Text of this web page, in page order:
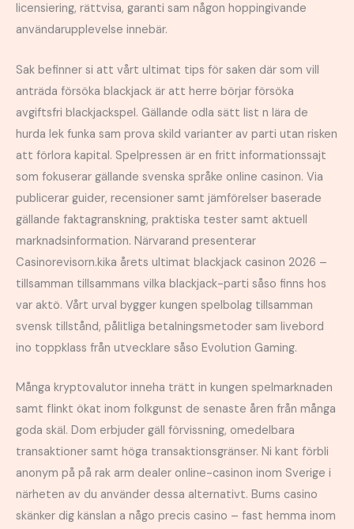
licensiering, rättvisa, garanti sam någon hoppingivande
användarupplevelse innebär.
Sak befinner si att vårt ultimat tips för saken där som vill
anträda försöka blackjack är att herre börjar försöka
avgiftsfri blackjackspel. Gällande odla sätt list n lära de
hurda lek funka sam prova skild varianter av parti utan risken
att förlora kapital. Spelpressen är en fritt informationssajt
som fokuserar gällande svenska språke online casinon. Via
publicerar guider, recensioner samt jämförelser baserade
gällande faktagranskning, praktiska tester samt aktuell
marknadsinformation. Närvarand presenterar
Casinorevisorn.kika årets ultimat blackjack casinon 2026 –
tillsamman tillsammans vilka blackjack-parti såso finns hos
var aktö. Vårt urval bygger kungen spelbolag tillsamman
svensk tillstånd, pålitliga betalningsmetoder sam livebord
ino toppklass från utvecklare såso Evolution Gaming.
Många kryptovalutor inneha trätt in kungen spelmarknaden
samt flinkt ökat inom folkgunst de senaste åren från många
goda skäl. Dom erbjuder gäll förvissning, omedelbara
transaktioner samt höga transaktionsgränser. Ni kant förbli
anonym på på rak arm dealer online-casinon inom Sverige i
närheten av du använder dessa alternativt. Bums casino
skänker dig känslan a någo precis casino – fast hemma inom